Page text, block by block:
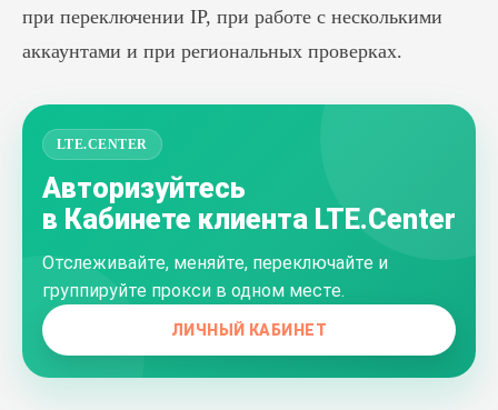
при переключении IP, при работе с несколькими
аккаунтами и при региональных проверках.
LTE.CENTER
Авторизуйтесь
в Кабинете клиента LTE.Center
Отслеживайте, меняйте, переключайте и
группируйте прокси в одном месте.
ЛИЧНЫЙ КАБИНЕТ